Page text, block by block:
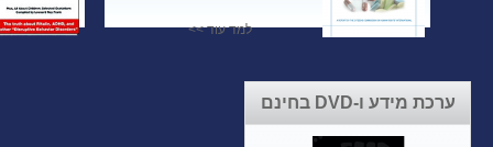
ערכת מידע ו-DVD בחינם
למד עוד >>